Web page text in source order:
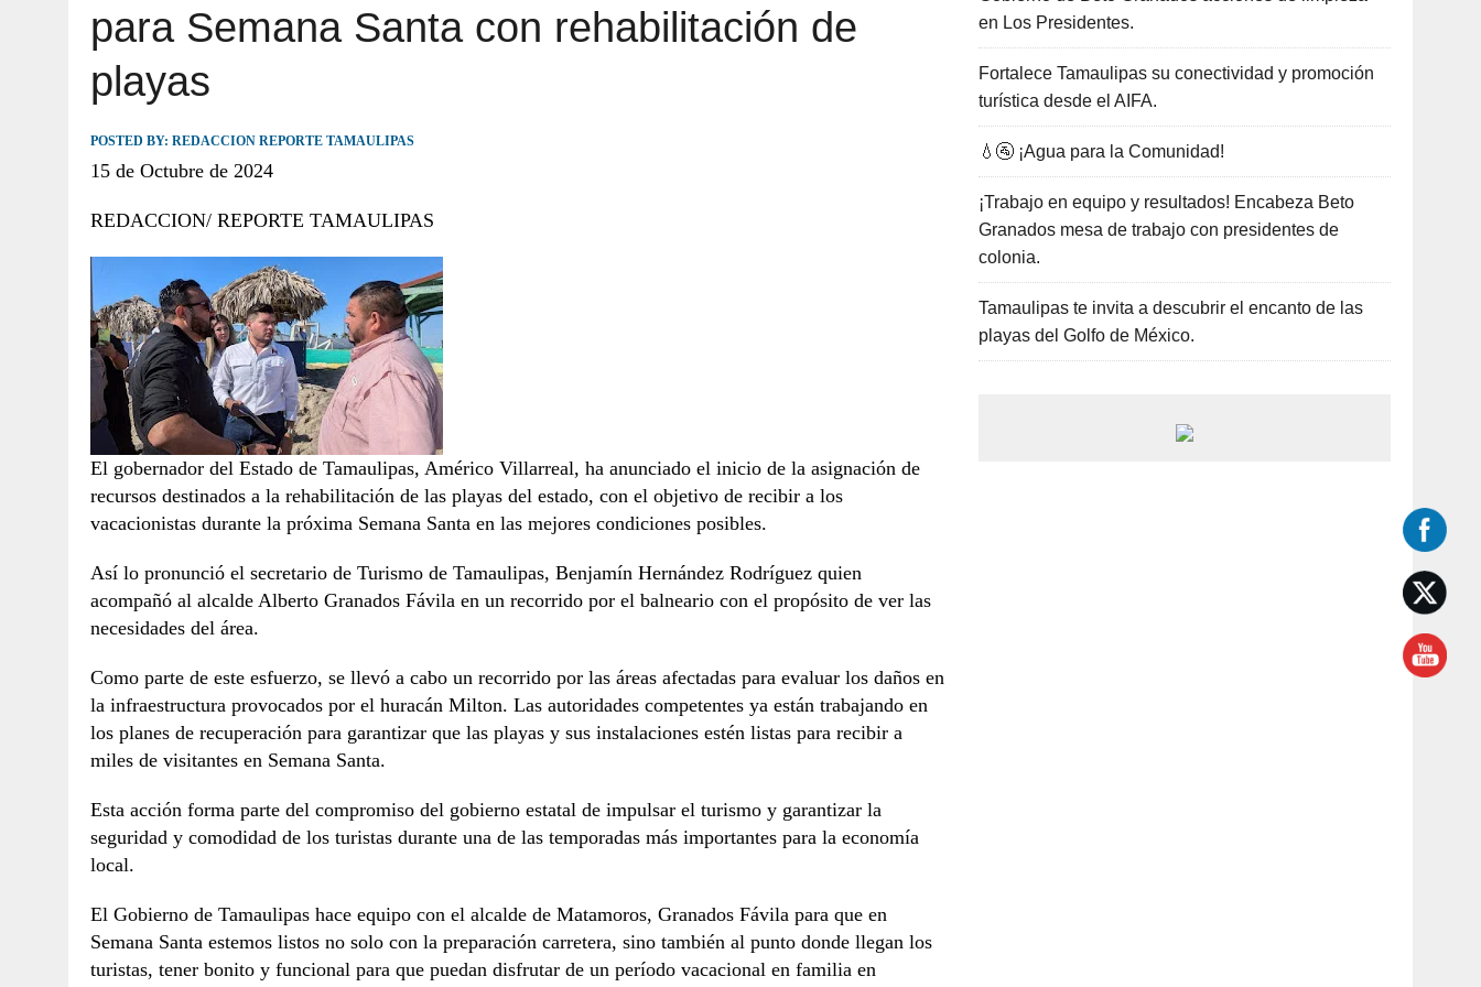
JULIO 30, 2026 | TAMAULIPAS TE INVITA A DESCUBRIR EL ENCANTO DE LAS PLAYAS DEL GOLFO DE MÉXICO.
para Semana Santa con rehabilitación de
playas
POSTED BY: REDACCION REPORTE TAMAULIPAS
15 de Octubre de 2024
REDACCION/ REPORTE TAMAULIPAS
El gobernador del Estado de Tamaulipas, Américo Villarreal, ha anunciado el inicio de la asignación de
recursos destinados a la rehabilitación de las playas del estado, con el objetivo de recibir a los
vacacionistas durante la próxima Semana Santa en las mejores condiciones posibles.
Así lo pronunció el secretario de Turismo de Tamaulipas, Benjamín Hernández Rodríguez quien
acompañó al alcalde Alberto Granados Fávila en un recorrido por el balneario con el propósito de ver las
necesidades del área.
Como parte de este esfuerzo, se llevó a cabo un recorrido por las áreas afectadas para evaluar los daños en
la infraestructura provocados por el huracán Milton. Las autoridades competentes ya están trabajando en
los planes de recuperación para garantizar que las playas y sus instalaciones estén listas para recibir a
miles de visitantes en Semana Santa.
Esta acción forma parte del compromiso del gobierno estatal de impulsar el turismo y garantizar la
seguridad y comodidad de los turistas durante una de las temporadas más importantes para la economía
local.
El Gobierno de Tamaulipas hace equipo con el alcalde de Matamoros, Granados Fávila para que en
Semana Santa estemos listos no solo con la preparación carretera, sino también al punto donde llegan los
turistas, tener bonito y funcional para que puedan disfrutar de un período vacacional en familia en
en Los Presidentes.
Fortalece Tamaulipas su conectividad y promoción
turística desde el AIFA.
💧🚰 ¡Agua para la Comunidad!
¡Trabajo en equipo y resultados! Encabeza Beto
Granados mesa de trabajo con presidentes de
colonia.
Tamaulipas te invita a descubrir el encanto de las
playas del Golfo de México.